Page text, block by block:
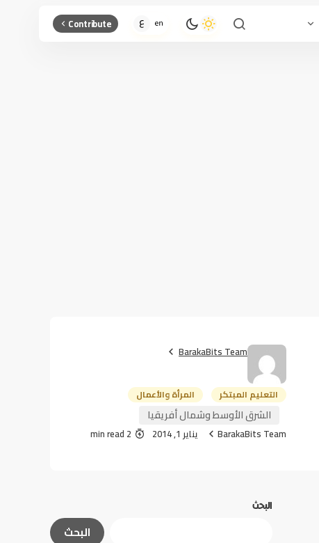
Contribute
BarakaBits Team
التعليم المبتكر المرأة والأعمال
الشرق الأوسط وشمال أفريقيا
BarakaBits Team يناير 1, 2014 2 min read
البحث
البحث